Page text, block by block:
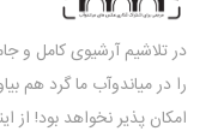
در تلاشیم آرشیوی کامل و
را در میاندوآب ما گرد هم
امکان پذیر نخواهد بود! از